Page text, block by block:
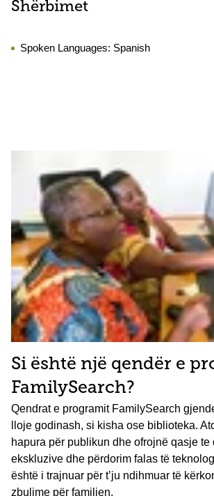
Shërbimet
Spoken Languages: Spanish
Si është një qendër e
FamilySearch?
Qendrat e programit FamilySearch
lloje godinash, si kisha ose biblioteka.
hapura për publikun dhe ofrojnë qasje te
ekskluzive dhe përdorim falas të
është i trajnuar për t’ju ndihmuar të
zbulime për familjen.